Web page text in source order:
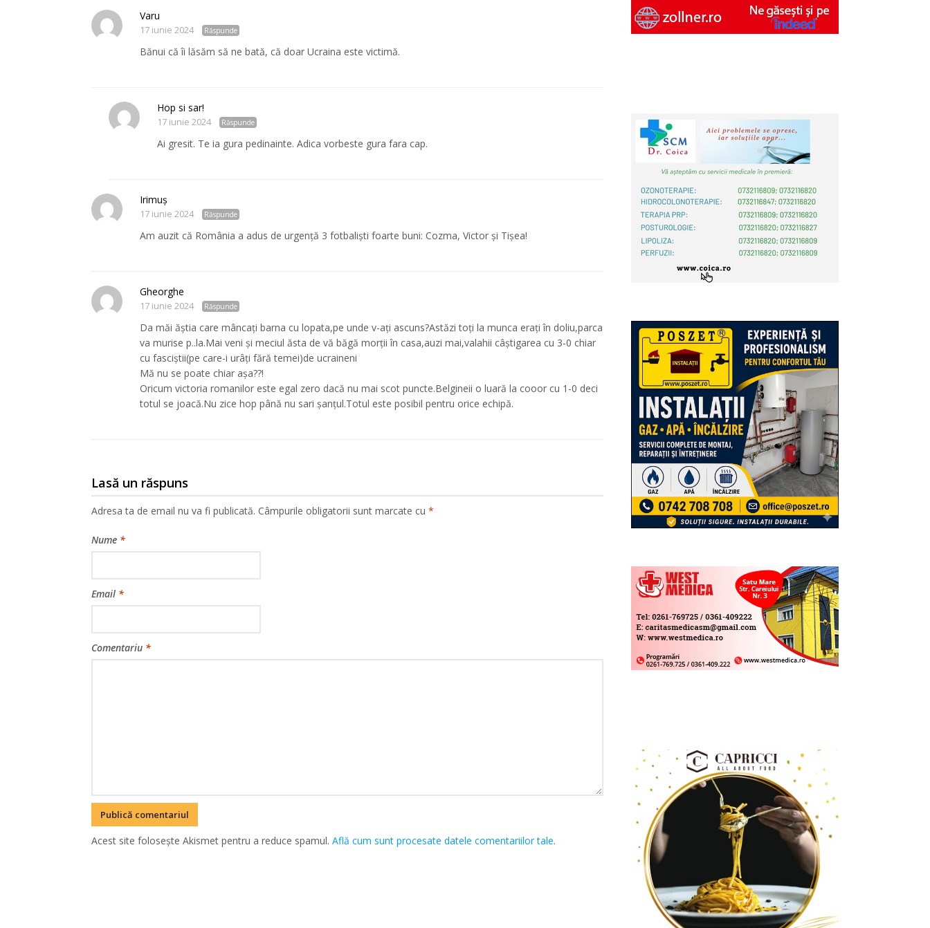
Varu
17 iunie 2024 Răspunde
Bănui că îi lăsăm să ne bată, că doar Ucraina este victimă.
Hop si sar!
17 iunie 2024 Răspunde
Ai gresit. Te ia gura pedinainte. Adica vorbeste gura fara cap.
Irimuș
17 iunie 2024 Răspunde
Am auzit că România a adus de urgență 3 fotbaliști foarte buni: Cozma, Victor și Tișea!
Gheorghe
17 iunie 2024 Răspunde
Da măi ăștia care mâncați barna cu lopata,pe unde v-ați ascuns?Astăzi toți la munca erați în doliu,parca
va murise p..la.Mai veni și meciul ăsta de vă băgă morții în casa,auzi mai,valahii câștigarea cu 3-0 chiar
cu fasciștii(pe care-i urâți fără temei)de ucraineni
Mă nu se poate chiar așa??!
Oricum victoria romanilor este egal zero dacă nu mai scot puncte.Belgineii o luară la cooor cu 1-0 deci
totul se joacă.Nu zice hop până nu sari șanțul.Totul este posibil pentru orice echipă.
Lasă un răspuns
Adresa ta de email nu va fi publicată. Câmpurile obligatorii sunt marcate cu *
Nume *
Email *
Comentariu *
Acest site folosește Akismet pentru a reduce spamul. Află cum sunt procesate datele comentariilor tale.